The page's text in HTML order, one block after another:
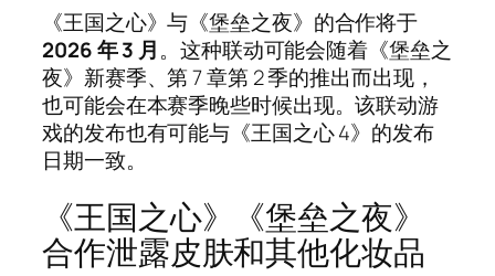
《王国之心》与《堡垒之夜》的合作将于
2026 年 3 月。这种联动可能会随着《堡垒之
夜》新赛季、第 7 章第 2 季的推出而出现，
也可能会在本赛季晚些时候出现。该联动游
戏的发布也有可能与《王国之心 4》的发布
日期一致。
《王国之心》《堡垒之夜》
合作泄露皮肤和其他化妆品